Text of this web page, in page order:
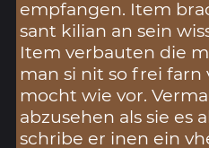
empfangen. Item
sant kilian an sein
Item verbauten die
man si nit so frei
mocht wie vor.
abzusehen als sie es
schribe er inen ein